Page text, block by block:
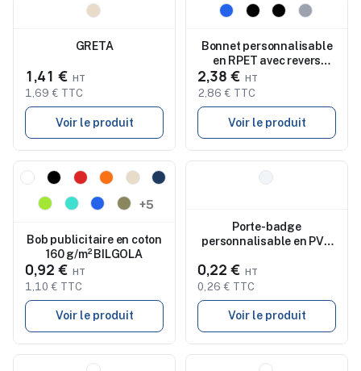
GRETA
1,41 €
1,69 € TTC
Voir le produit
Nouveau
Bonnet personnalisable
en RPET avec revers
RPET
2,38 €
2,86 € TTC
Voir le produit
Nouveau
+5
Bob publicitaire en coton
160 g/m² BILGOLA
0,92 €
1,10 € TTC
Voir le produit
Porte-badge
personnalisable en PVC
0,22 €
0,26 € TTC
Voir le produit